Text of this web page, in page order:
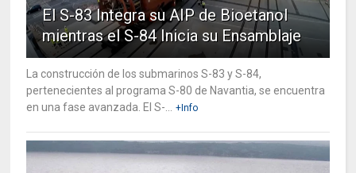
El S-83 Integra su AIP de Bioetanol
mientras el S-84 Inicia su Ensamblaje
La construcción de los submarinos S-83 y S-84,
pertenecientes al programa S-80 de Navantia, se encuentra
en una fase avanzada. El S-...
+Info